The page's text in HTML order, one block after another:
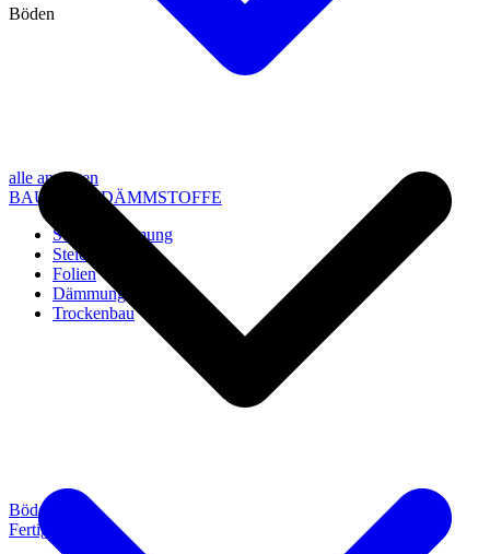
alle anzeigen
BAU- UND DÄMMSTOFFE
Steico Dämmung
Steico Zubehör
Folien
Dämmung
Trockenbau
Böden
Böden
Fertigparkett